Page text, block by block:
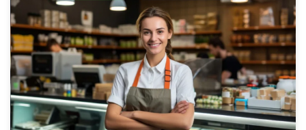
Comércio em Nova Mutum terá novo piso
salarial de R$ 1.715 a partir de maio de
2026